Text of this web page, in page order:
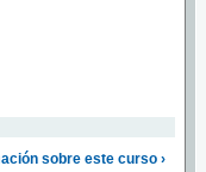
sobre este curso ›